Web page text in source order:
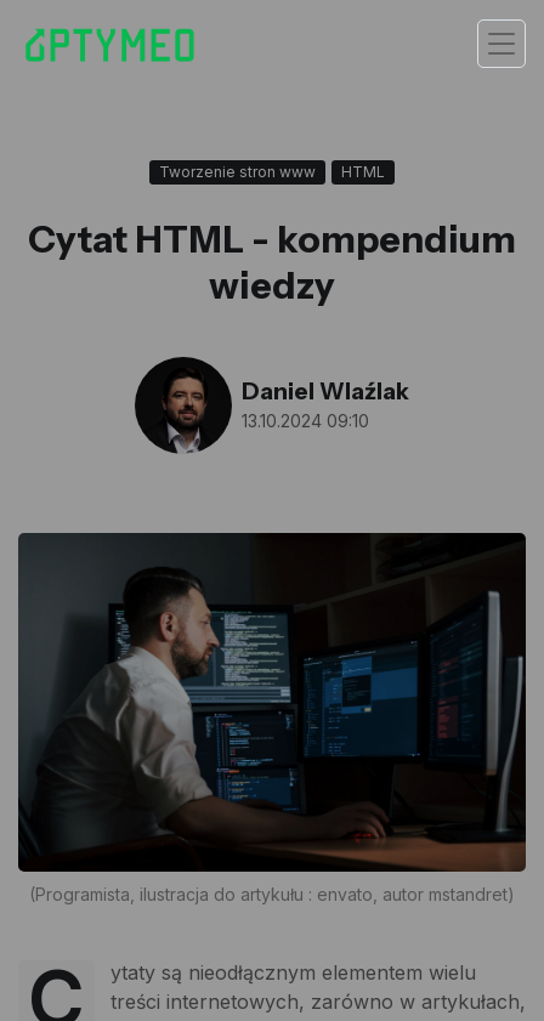
Tworzenie stron www HTML
Cytat HTML - kompendium
wiedzy
Daniel Wlaźlak
13.10.2024 09:10
(Programista, ilustracja do artykułu : envato, autor mstandret)
C
ytaty są nieodłącznym elementem wielu
treści internetowych, zarówno w artykułach,